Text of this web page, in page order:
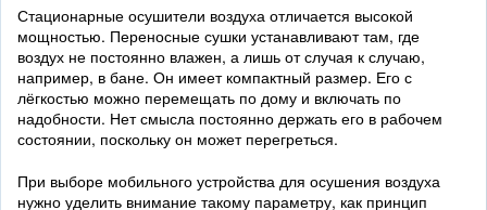
Стационарные осушители воздуха отличается высокой
мощностью. Переносные сушки устанавливают там, где
воздух не постоянно влажен, а лишь от случая к случаю,
например, в бане. Он имеет компактный размер. Его с
лёгкостью можно перемещать по дому и включать по
надобности. Нет смысла постоянно держать его в рабочем
состоянии, поскольку он может перегреться.
При выборе мобильного устройства для осушения воздуха
нужно уделить внимание такому параметру, как принцип